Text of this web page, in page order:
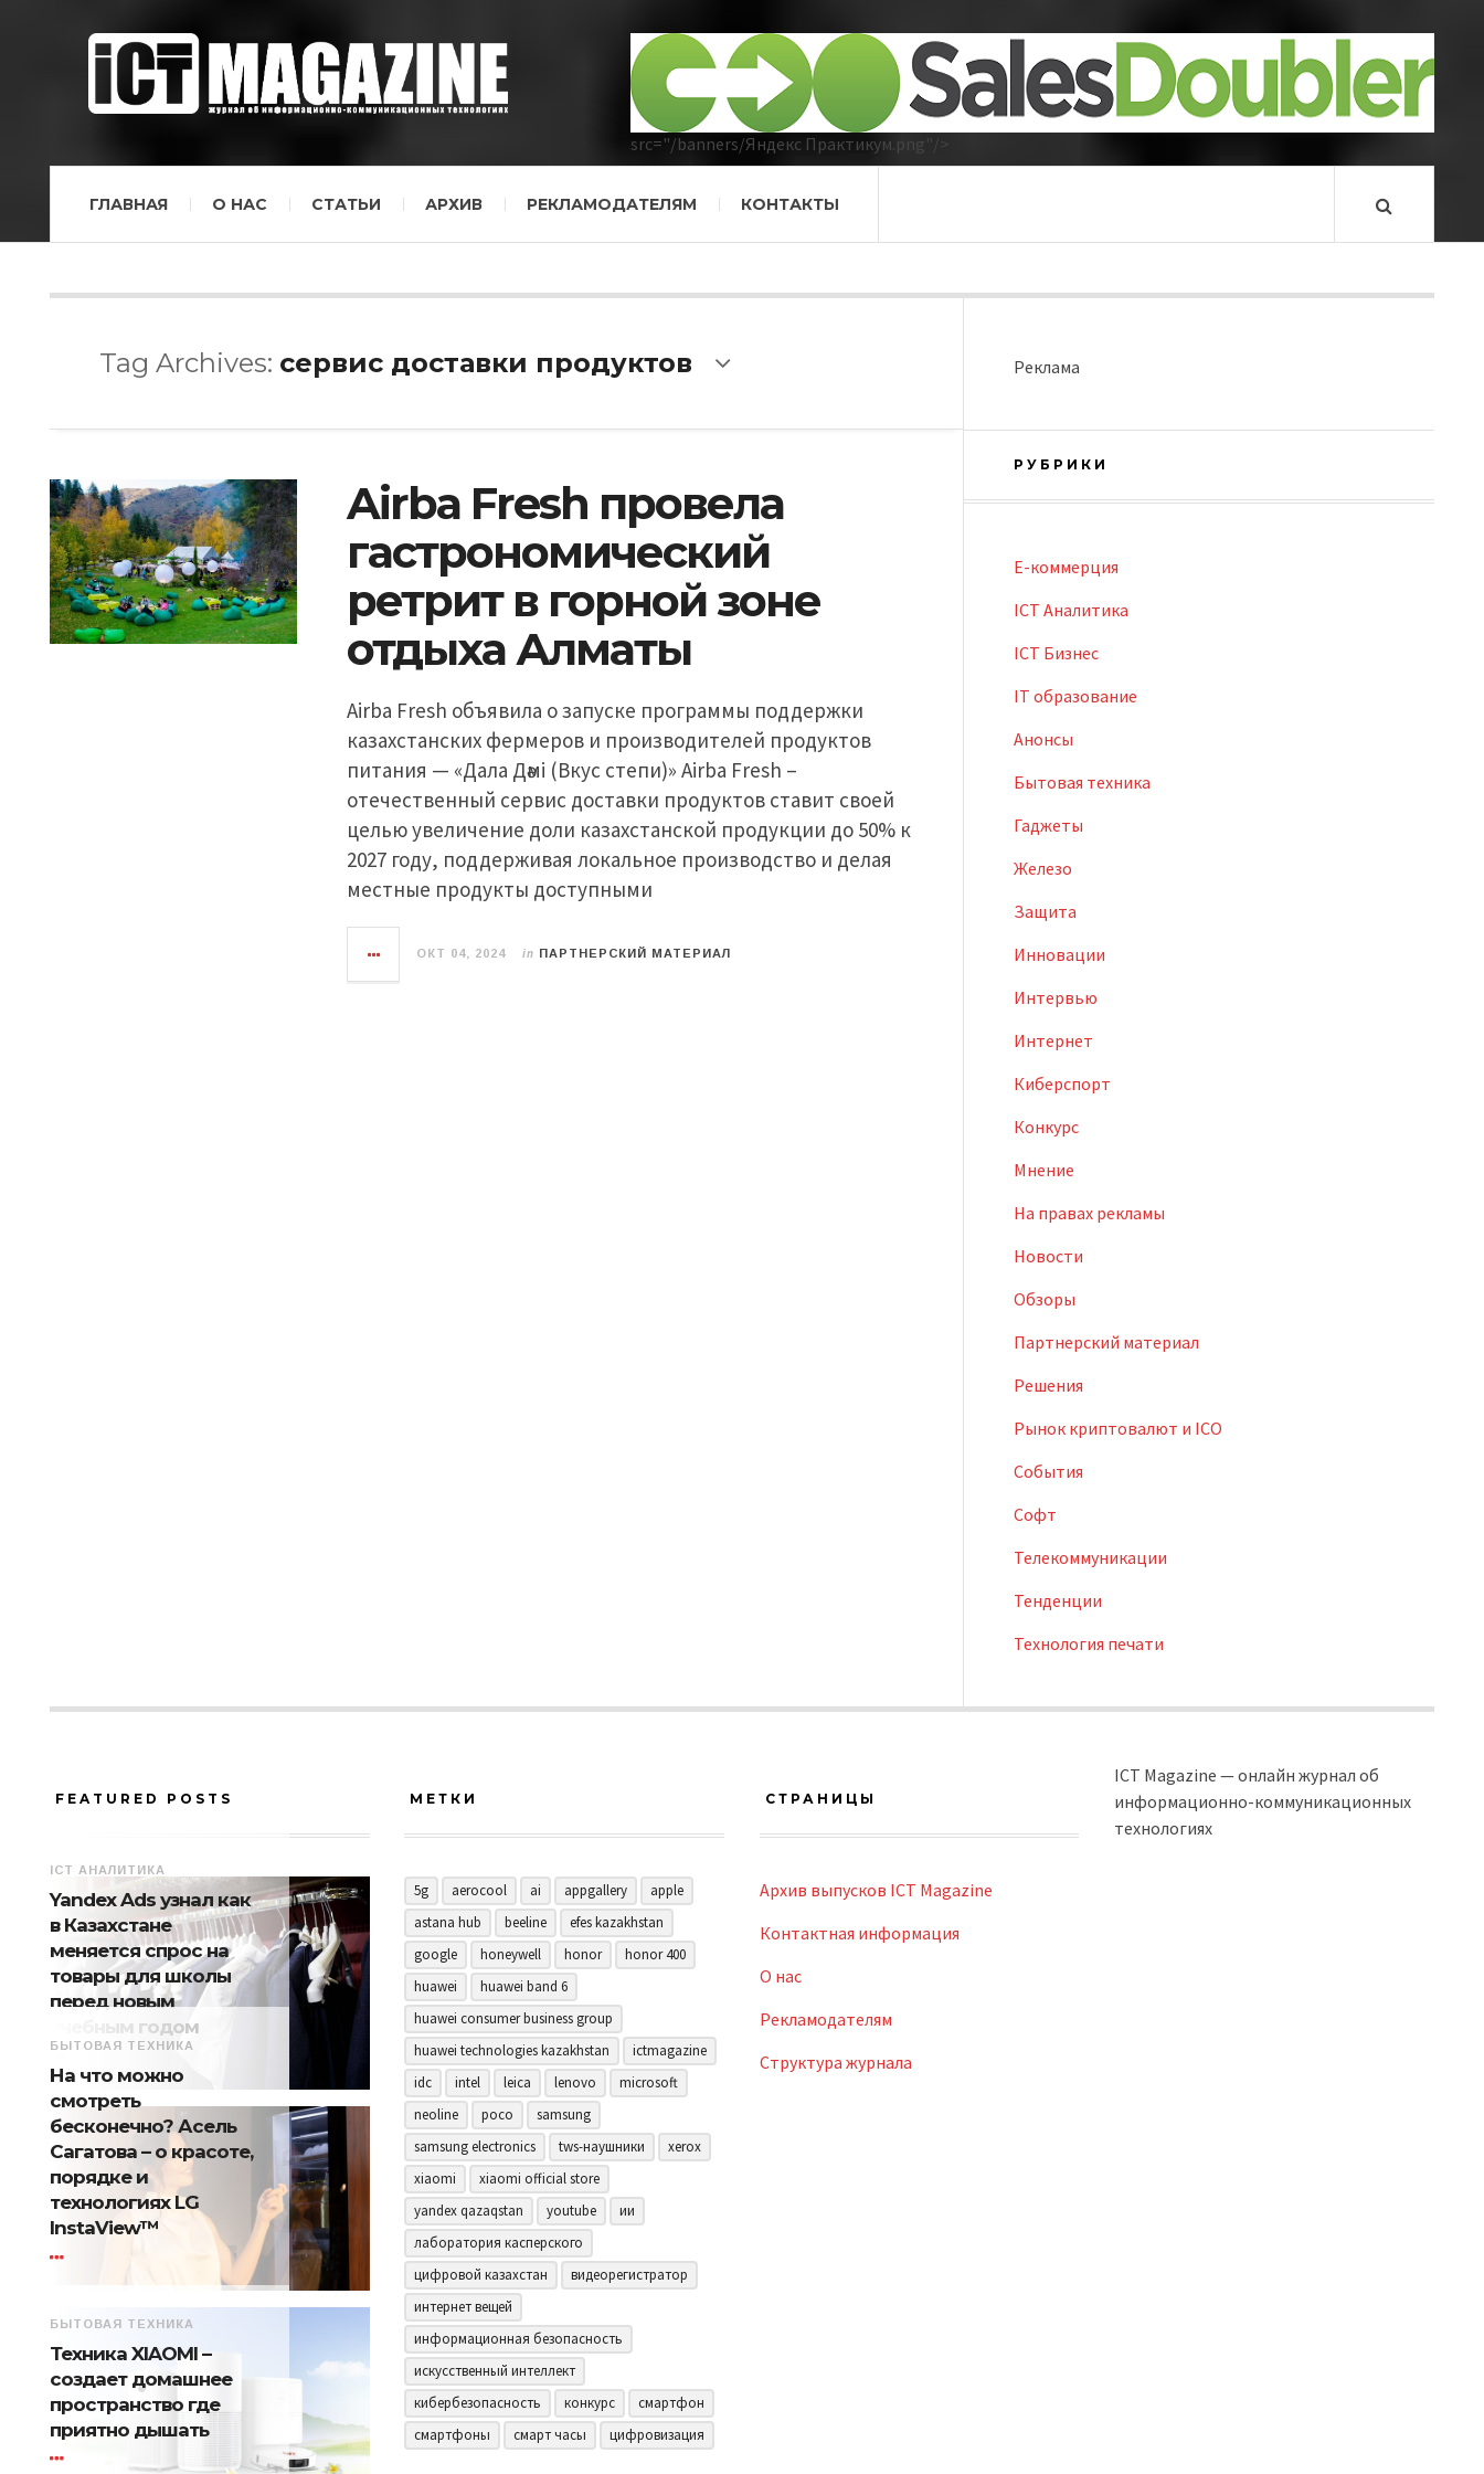
src="/banners/Яндекс Практикум.png"/>
ГЛАВНАЯ О НАС СТАТЬИ АРХИВ РЕКЛАМОДАТЕЛЯМ КОНТАКТЫ
Tag Archives: сервис доставки продуктов
Airba Fresh провела
гастрономический
ретрит в горной зоне
отдыха Алматы
Airba Fresh объявила о запуске программы поддержки
казахстанских фермеров и производителей продуктов
питания — «Дала Дәмi (Вкус степи)» Airba Fresh –
отечественный сервис доставки продуктов ставит своей
целью увеличение доли казахстанской продукции до 50% к
2027 году, поддерживая локальное производство и делая
местные продукты доступными
ОКТ 04, 2024 in ПАРТНЕРСКИЙ МАТЕРИАЛ
Реклама
РУБРИКИ
E-коммерция
ICT Аналитика
ICT Бизнес
IT образование
Анонсы
Бытовая техника
Гаджеты
Железо
Защита
Инновации
Интервью
Интернет
Киберспорт
Конкурс
Мнение
На правах рекламы
Новости
Обзоры
Партнерский материал
Решения
Рынок криптовалют и ICO
События
Софт
Телекоммуникации
Тенденции
Технология печати
FEATURED POSTS
ICT АНАЛИТИКА
Yandex Ads узнал как
в Казахстане
меняется спрос на
товары для школы
перед новым
учебным годом
БЫТОВАЯ ТЕХНИКА
На что можно
смотреть
бесконечно? Асель
Сагатова – о красоте,
порядке и
технологиях LG
InstaView™
БЫТОВАЯ ТЕХНИКА
Техника XIAOMI –
создает домашнее
пространство где
приятно дышать
МЕТКИ
5g aerocool ai appgallery
apple
astana hub
beeline
efes kazakhstan
google
honeywell honor
honor 400
huawei
huawei band 6
huawei consumer business group
huawei technologies kazakhstan
ictmagazine
idc
intel leica lenovo
microsoft
neoline
poco
samsung
samsung electronics
tws-наушники
xerox
xiaomi
xiaomi official store
yandex qazaqstan
youtube
ии
лаборатория касперского
цифровой казахстан
видеорегистратор
интернет вещей
информационная безопасность
искусственный интеллект
кибербезопасность
конкурс
смартфон
смартфоны
смарт часы цифровизация
СТРАНИЦЫ
Архив выпусков ICT Magazine
Контактная информация
О нас
Рекламодателям
Структура журнала
ICT Magazine — онлайн журнал об
информационно-коммуникационных
технологиях